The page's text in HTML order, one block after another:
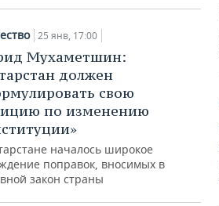
25 янв, 17:00
Мухаметшин:
должен
свою
по изменению
началось широкое
поправок, вносимых в
закон страны